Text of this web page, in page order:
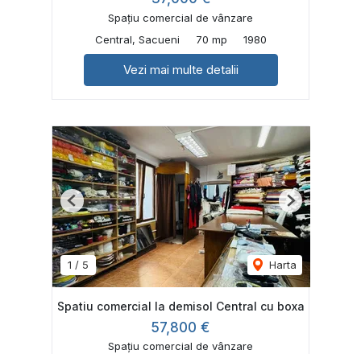
Spațiu comercial de vânzare
Central, Sacueni
70 mp 1980
Vezi mai multe detalii
1 / 5 Harta
Previous Next
Spatiu comercial la demisol Central cu boxa
57,800 €
Spațiu comercial de vânzare